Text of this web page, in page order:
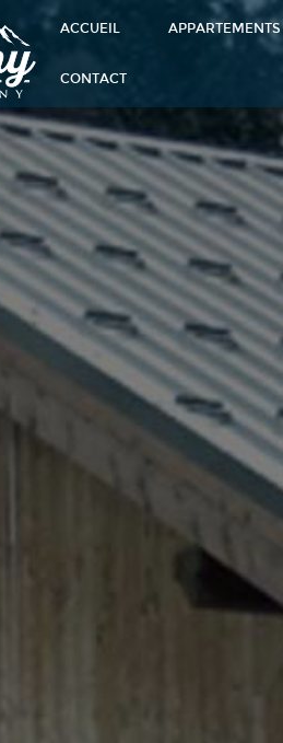
ACCUEIL APPARTEMENTS
CONTACT